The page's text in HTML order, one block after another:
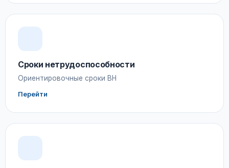
Сроки нетрудоспособности
Ориентировочные сроки ВН
Перейти